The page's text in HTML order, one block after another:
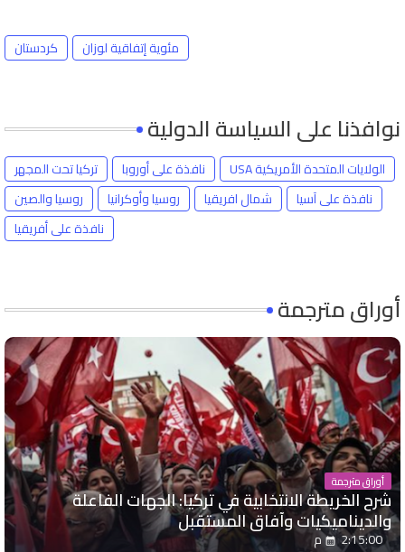
كردستان مئوية إتفاقية لوزان
نوافذنا على السياسة الدولية
تركيا تحت المجهر نافذة على أوروبا
الولايات المتحدة الأمريكية USA
روسيا والصين
روسيا وأوكرانيا شمال افريقيا
نافذة على آسيا
نافذة على أفريقيا
أوراق مترجمة
أوراق مترجمة
شرح الخريطة الانتخابية في تركيا: الجهات الفاعلة
والديناميكيات وآفاق المستقبل
2:15:00 م